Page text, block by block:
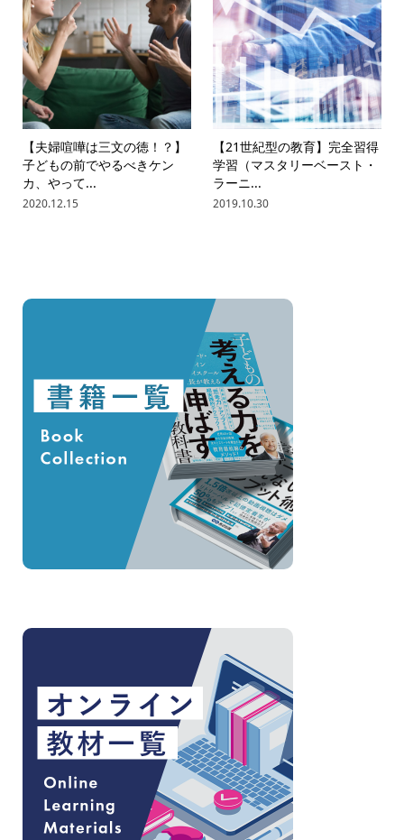
【夫婦喧嘩は三文の徳！？】
子どもの前でやるべきケン
カ、やって...
2020.12.15
【21世紀型の教育】完全習得
学習（マスタリーベースト・
ラーニ...
2019.10.30